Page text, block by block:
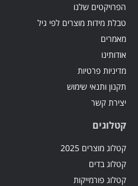
הפרויקטים שלנו
טבלת מידות מוצרים לפי גיל
מאמרים
אודותינו
מדיניות פרטיות
תקנון ותנאי שימוש
יצירת קשר
קטלוגים
קטלוג מוצרים 2025
קטלוג בדים
קטלוג פורמייקות